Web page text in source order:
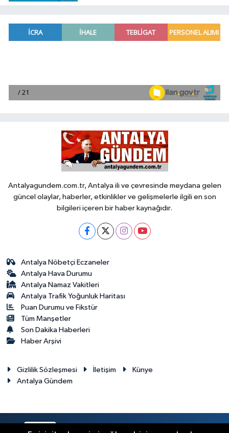
Antalyagundem.com.tr, Antalya ili ve çevresinde meydana gelen
güncel olaylar, haberler, etkinlikler ve gelişmelerle ilgili en son
bilgileri içeren bir haber kaynağıdır.
Antalya Nöbetçi Eczaneler
Antalya Hava Durumu
Antalya Namaz Vakitleri
Antalya Trafik Yoğunluk Haritası
Puan Durumu ve Fikstür
Tüm Manşetler
Son Dakika Haberleri
Haber Arşivi
Gizlilik Sözleşmesi İletişim
Künye
Antalya Gündem